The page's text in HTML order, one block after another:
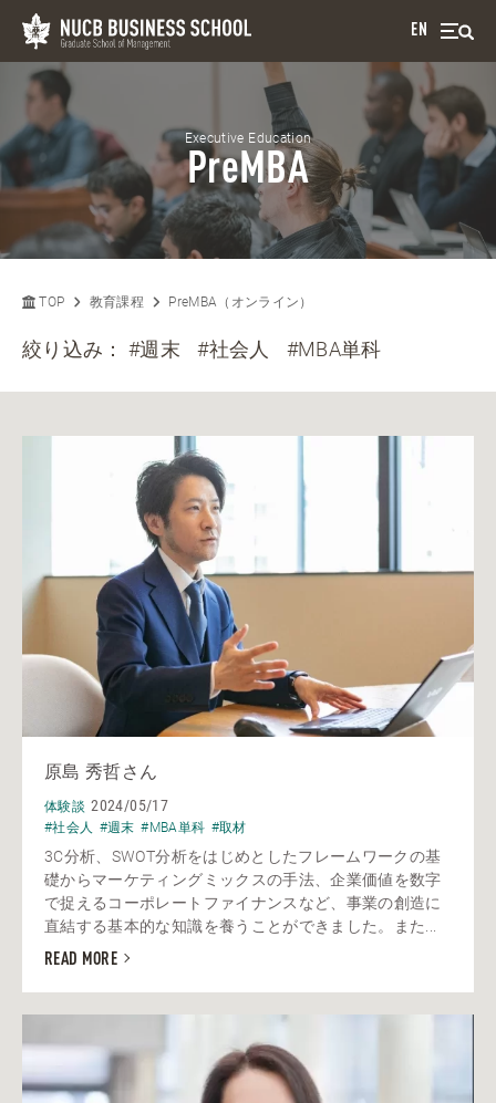
EN
Executive Education
PreMBA
TOP 教育課程 PreMBA（オンライン）
絞り込み：#週末 #社会人 #MBA単科
原島 秀哲さん
体験談 2024/05/17
#社会人 #週末 #MBA単科 #取材
3C分析、SWOT分析をはじめとしたフレームワークの基
礎からマーケティングミックスの手法、企業価値を数字
で捉えるコーポレートファイナンスなど、事業の創造に
直結する基本的な知識を養うことができました。また...
READ MORE